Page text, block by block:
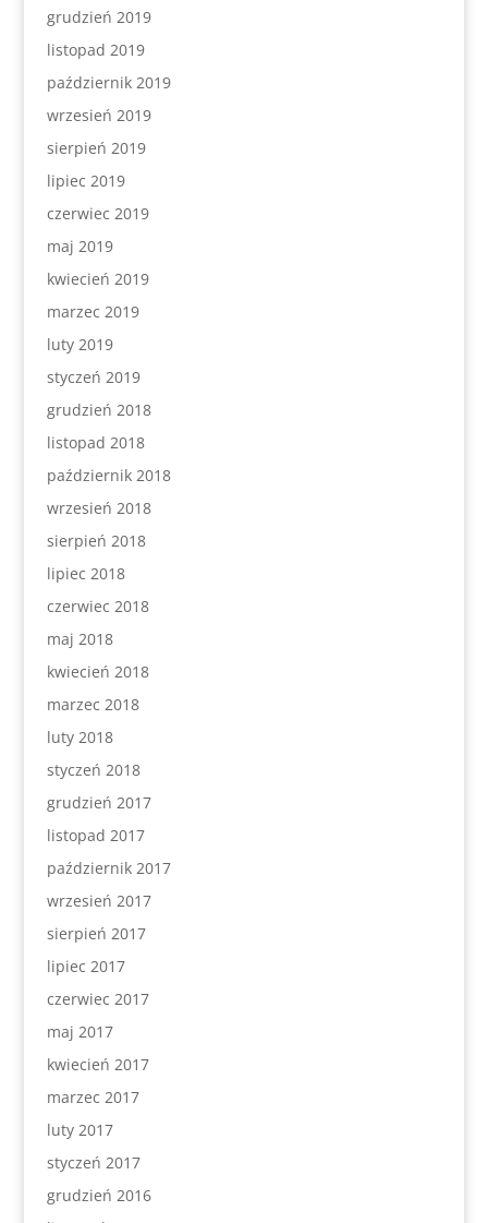
grudzień 2019
listopad 2019
październik 2019
wrzesień 2019
sierpień 2019
lipiec 2019
czerwiec 2019
maj 2019
kwiecień 2019
marzec 2019
luty 2019
styczeń 2019
grudzień 2018
listopad 2018
październik 2018
wrzesień 2018
sierpień 2018
lipiec 2018
czerwiec 2018
maj 2018
kwiecień 2018
marzec 2018
luty 2018
styczeń 2018
grudzień 2017
listopad 2017
październik 2017
wrzesień 2017
sierpień 2017
lipiec 2017
czerwiec 2017
maj 2017
kwiecień 2017
marzec 2017
luty 2017
styczeń 2017
grudzień 2016